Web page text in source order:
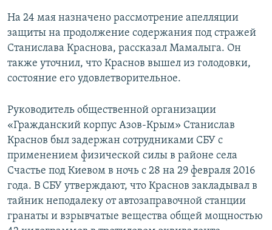
На 24 мая назначено рассмотрение апелляции
защиты на продолжение содержания под стражей
Станислава Краснова, рассказал Мамалыга. Он
также уточнил, что Краснов вышел из голодовки,
состояние его удовлетворительное.
Руководитель общественной организации
«Гражданский корпус Азов-Крым» Станислав
Краснов был задержан сотрудниками СБУ с
применением физической силы в районе села
Счастье под Киевом в ночь с 28 на 29 февраля 2016
года. В СБУ утверждают, что Краснов закладывал в
тайник неподалеку от автозаправочной станции
гранаты и взрывчатые вещества общей мощностью